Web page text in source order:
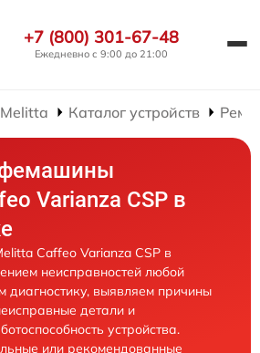
+7 (800) 301-67-48
Ежедневно с 9:00 до 21:00
Каталог устройств
Varianza CSP в
Caffeo Varianza CSP в
неисправностей любой
диагностику, выявляем причины
детали и
устройства.
или рекомендованные